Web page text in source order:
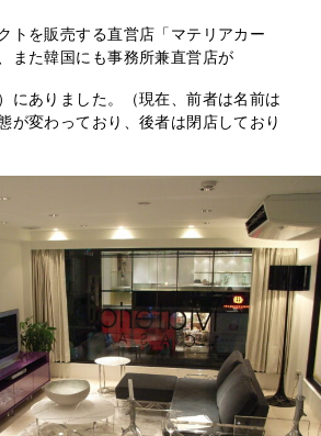
トを販売する直営店「マテリアカー
また韓国にも事務所兼直営店が
にありました。（現在、前者は名前は
が変わっており、後者は閉店しており